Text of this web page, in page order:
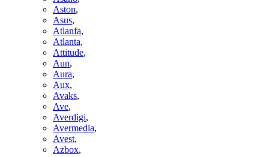
Aston,
Asus,
Atlanfa,
Atlanta,
Attitude,
Aun,
Aura,
Aux,
Avaks,
Ave,
Averdigi,
Avermedia,
Avest,
Azbox,